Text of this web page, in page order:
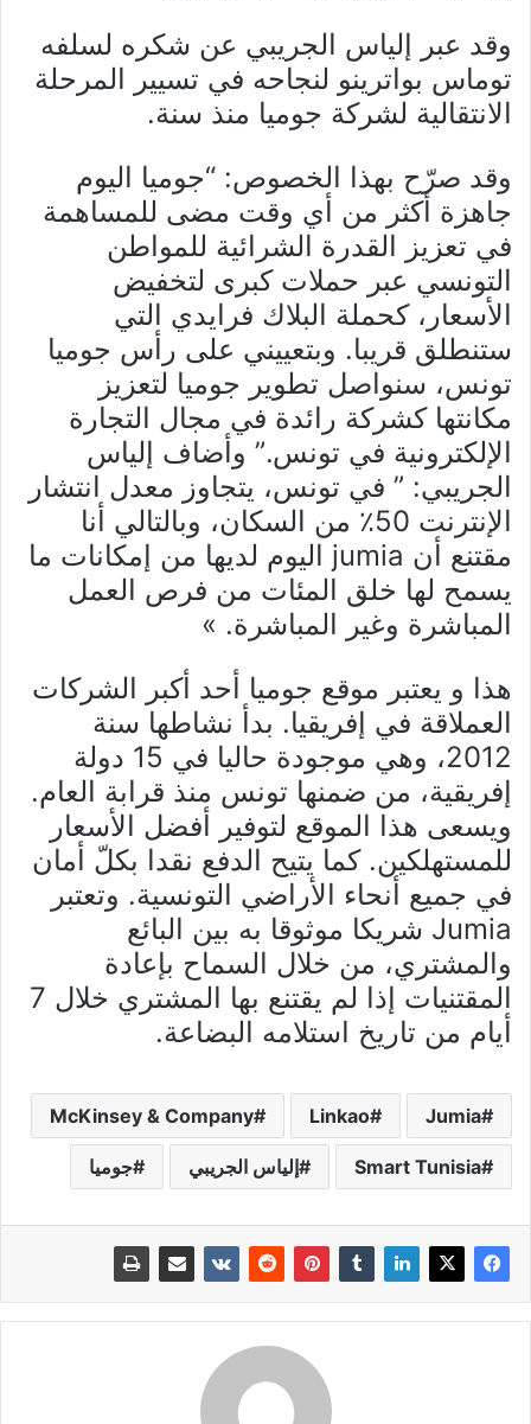
وقد عبر إلياس الجريبي عن شكره لسلفه
توماس بواترينو لنجاحه في تسيير المرحلة
الانتقالية لشركة جوميا منذ سنة.
وقد صرّح بهذا الخصوص: “جوميا اليوم
جاهزة أكثر من أي وقت مضى للمساهمة
في تعزيز القدرة الشرائية للمواطن
التونسي عبر حملات كبرى لتخفيض
الأسعار، كحملة البلاك فرايدي التي
ستنطلق قريبا. وبتعييني على رأس جوميا
تونس، سنواصل تطوير جوميا لتعزيز
مكانتها كشركة رائدة في مجال التجارة
الإلكترونية في تونس.” وأضاف إلياس
الجريبي: ” في تونس، يتجاوز معدل انتشار
الإنترنت 50٪ من السكان، وبالتالي أنا
مقتنع أن jumia اليوم لديها من إمكانات ما
يسمح لها خلق المئات من فرص العمل
المباشرة وغير المباشرة. »
هذا و يعتبر موقع جوميا أحد أكبر الشركات
العملاقة في إفريقيا. بدأ نشاطها سنة
2012، وهي موجودة حاليا في 15 دولة
إفريقية، من ضمنها تونس منذ قرابة العام.
ويسعى هذا الموقع لتوفير أفضل الأسعار
للمستهلكين. كما يتيح الدفع نقدا بكلّ أمان
في جميع أنحاء الأراضي التونسية. وتعتبر
Jumia شريكا موثوقا به بين البائع
والمشتري، من خلال السماح بإعادة
المقتنيات إذا لم يقتنع بها المشتري خلال 7
أيام من تاريخ استلامه البضاعة.
Jumia
Linkao
McKinsey & Company
Smart Tunisia إلياس الجريبي جوميا